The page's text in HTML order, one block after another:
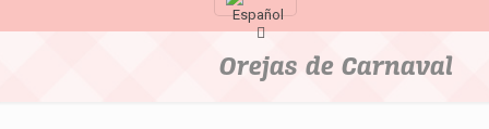
Orejas de Carnaval